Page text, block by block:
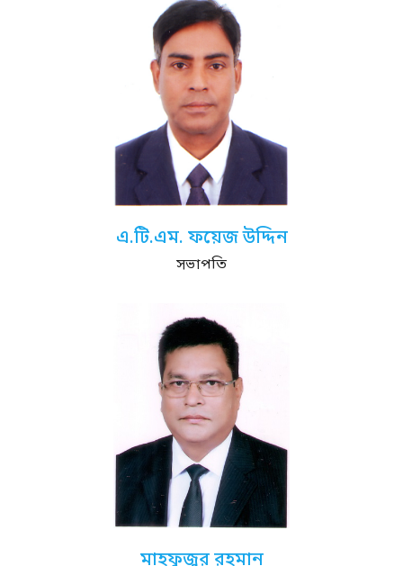
এ.টি.এম. ফয়েজ উদ্দিন
সভাপতি
মাহফুজুর রহমান